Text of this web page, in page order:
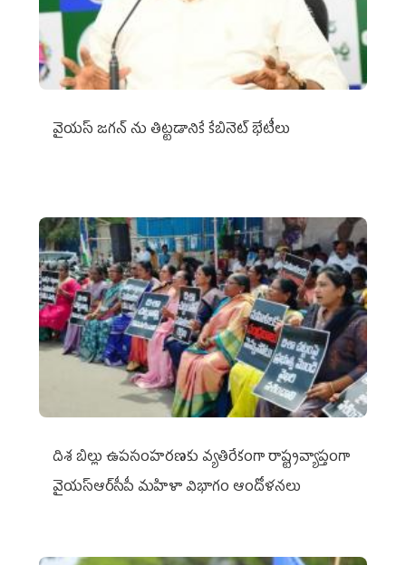
వైయ‌స్ జగన్‌ ను తిట్టడానికే కేబినెట్‌ భేటీలు
దిశ బిల్లు ఉపసంహరణకు వ్యతిరేకంగా రాష్ట్రవ్యాప్తంగా
వైయ‌స్ఆర్‌సీపీ మహిళా విభాగం ఆందోళనలు